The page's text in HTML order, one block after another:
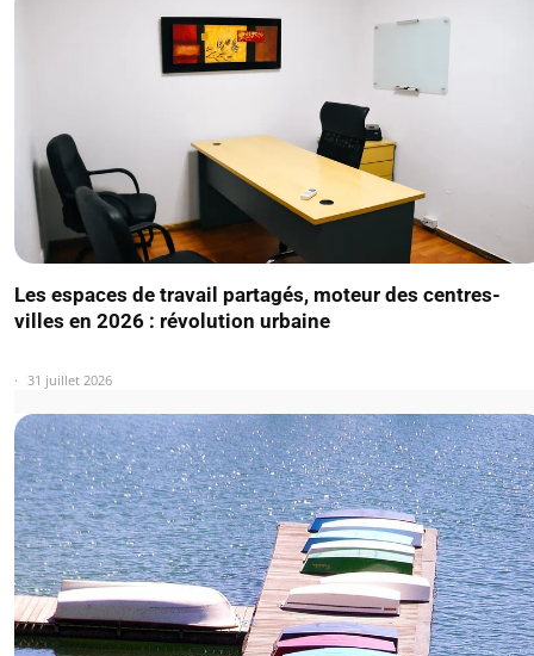
Les espaces de travail partagés, moteur des centres-
villes en 2026 : révolution urbaine
31 juillet 2026